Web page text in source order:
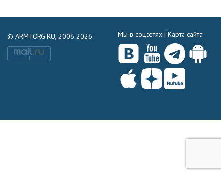
© ARMTORG.RU, 2006-2026 Мы в соцсетях | Карта сайта